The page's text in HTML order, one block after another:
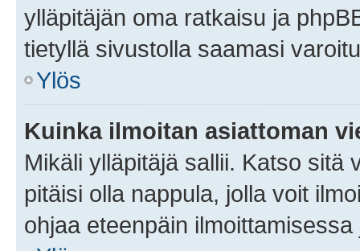
ylläpitäjän oma ratkaisu ja
tietyllä sivustolla saamasi
Ylös
Kuinka ilmoitan asiattoman
Mikäli ylläpitäjä sallii. Katso sitä
pitäisi olla nappula, jolla voit
ohjaa eteenpäin